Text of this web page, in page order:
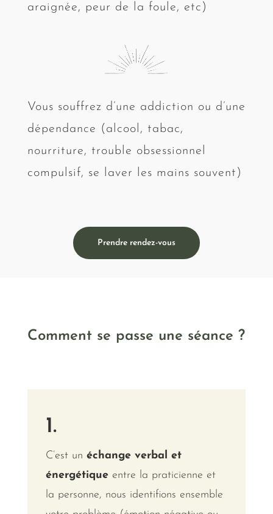
araignée, peur de la foule, etc)
Vous souffrez d’une addiction ou d’une
dépendance (alcool, tabac,
nourriture, trouble obsessionnel
compulsif, se laver les mains souvent)
Prendre rendez-vous
Comment se passe une séance ?
1.
C’est un échange verbal et
énergétiqueentre la praticienne et
la personne, nous identifions ensemble